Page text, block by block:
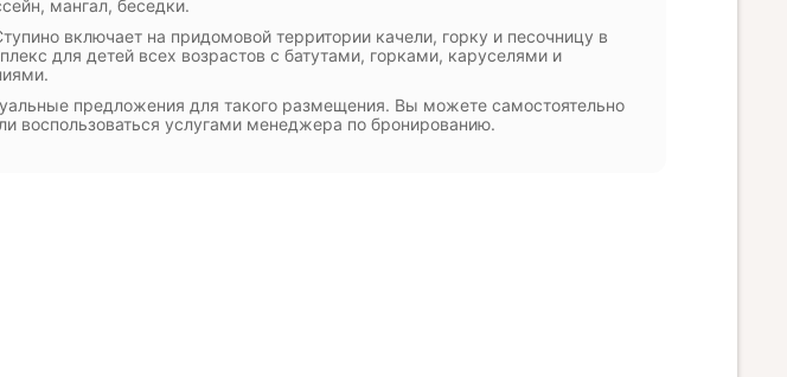
мангал, беседки.
включает на придомовой территории качели, горку и песочницу в
для детей всех возрастов с батутами, горками, каруселями и
предложения для такого размещения. Вы можете самостоятельно
воспользоваться услугами менеджера по бронированию.